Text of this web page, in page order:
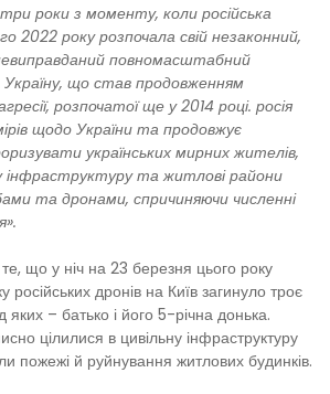
роки з моменту, коли російська
2022 року розпочала свій незаконний,
повномасштабний
Україну, що став продовженням
розпочатої ще у 2014 році. росія
щодо України та продовжує
українських мирних жителів,
та житлові райони
та дронами, спричиняючи численні
що у ніч на 23 березня цього року
російських дронів на Київ загинуло троє
яких – батько і його 5-річна донька.
цілилися в цивільну інфраструктуру
пожежі й руйнування житлових будинків.